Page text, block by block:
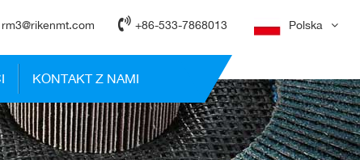
rm3@rikenmt.com +86-533-7868013 Polska
KONTAKT Z NAMI